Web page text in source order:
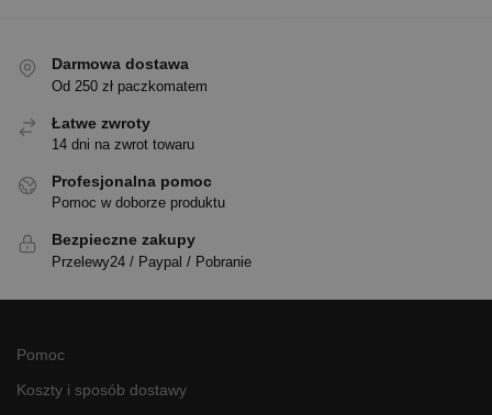
Darmowa dostawa
Od 250 zł paczkomatem
Łatwe zwroty
14 dni na zwrot towaru
Profesjonalna pomoc
Pomoc w doborze produktu
Bezpieczne zakupy
Przelewy24 / Paypal / Pobranie
Pomoc
Koszty i sposób dostawy